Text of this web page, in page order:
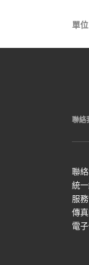
單
聯絡
聯
統
服
傳
電